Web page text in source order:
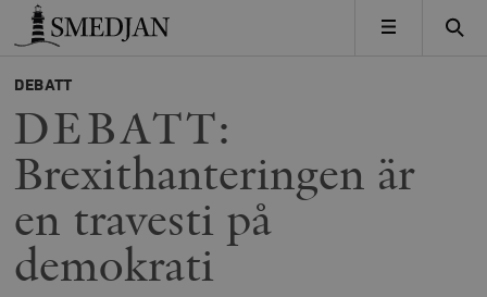
Timbro
MENY
DEBATT
DEBATT:
Brexithanteringen är
en travesti på
demokrati